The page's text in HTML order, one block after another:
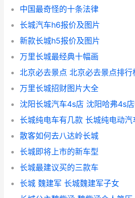
中国最奇怪的十条法律
长城汽车h6报价及图片
新款长城h5报价及图片
万里长城最经典十幅画
北京必去景点 北京必去景点排行
万里长城招财图片大全
沈阳长城汽车4s店 沈阳哈弗4s
长城纯电车有几款 长城纯电动汽
散客如何去八达岭长城
长城即将上市的新车型
长城最建议买的三款车
长城 魏建军 长城魏建军子女